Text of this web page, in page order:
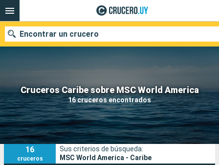
Cruceros Caribe sobre MSC World America
16 cruceros encontrados
Encontrar un crucero
Nuestros destinos
Fecha de salida
Puertos Compañías
Buscar
16
cruceros
Sus criterios de búsqueda:
MSC World America - Caribe